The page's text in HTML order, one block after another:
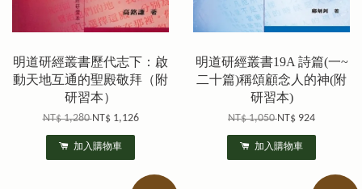
明道研經叢書歷代志下：啟
動天地互通的聖殿敬拜（附
研習本）
NT$ 1,280NT$ 1,126
加入購物車
明道研經叢書19A 詩篇(一~
二十篇)稱頌顧念人的神(附
研習本)
NT$ 1,050NT$ 924
加入購物車